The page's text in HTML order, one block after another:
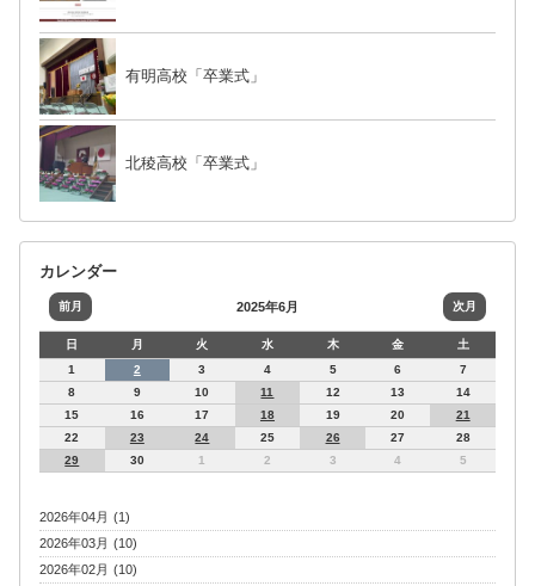
有明高校「卒業式」
北稜高校「卒業式」
カレンダー
前月 2025年6月 次月
日 月 火 水 木 金
土
1
2 3 4 5 6
7
8
9 10 11 12 13
14
15
16 17 18 19 20
21
22
23 24 25 26 27
28
29
30 1 2 3 4 5
2026年04月 (1)
2026年03月 (10)
2026年02月 (10)